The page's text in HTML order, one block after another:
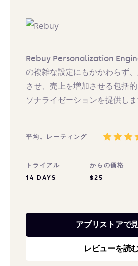
Rebuy Personalization
の複雑な設定にもかかわらず
させ、売上を増加させる包括
ソナライゼーションを提供しま
平均。レーティング
トライアル
14 DAYS
からの価格
$25
アプリストアで
レビューを読む